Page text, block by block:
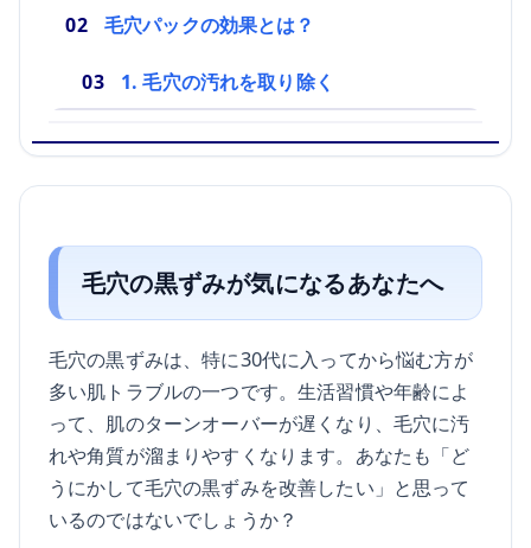
毛穴パックの効果とは？
1. 毛穴の汚れを取り除く
毛穴の黒ずみが気になるあなたへ
毛穴の黒ずみは、特に30代に入ってから悩む方が
多い肌トラブルの一つです。生活習慣や年齢によ
って、肌のターンオーバーが遅くなり、毛穴に汚
れや角質が溜まりやすくなります。あなたも「ど
うにかして毛穴の黒ずみを改善したい」と思って
いるのではないでしょうか？